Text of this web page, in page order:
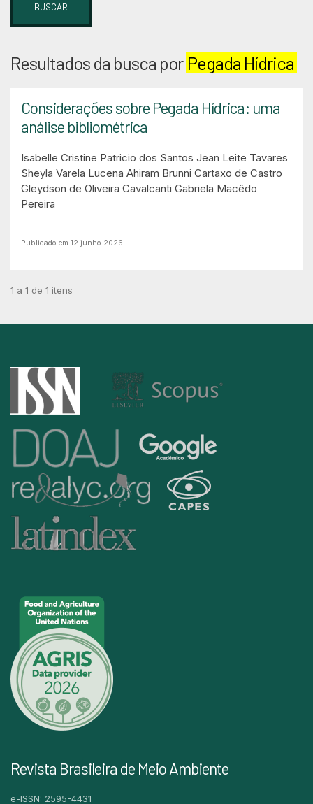
BUSCAR
Resultados da busca por Pegada Hídrica
Considerações sobre Pegada Hídrica: uma
análise bibliométrica
Isabelle Cristine Patricio dos Santos Jean Leite Tavares
Sheyla Varela Lucena Ahiram Brunni Cartaxo de Castro
Gleydson de Oliveira Cavalcanti Gabriela Macêdo
Pereira
Publicado em 12 junho 2026
1 a 1 de 1 itens
Revista Brasileira de Meio Ambiente
e-ISSN: 2595-4431